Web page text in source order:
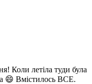
Коли летіла туди була
😄 Вмістилось ВСЕ.